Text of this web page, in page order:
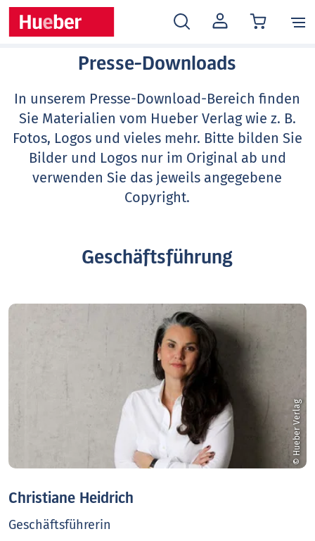
MEIN
KONTO
Presse-Downloads
In unserem Presse-Download-Bereich finden
Sie Materialien vom Hueber Verlag wie z. B.
Fotos, Logos und vieles mehr. Bitte bilden Sie
Bilder und Logos nur im Original ab und
verwenden Sie das jeweils angegebene
Copyright.
Geschäftsführung
© Hueber Verlag
Christiane Heidrich
Geschäftsführerin